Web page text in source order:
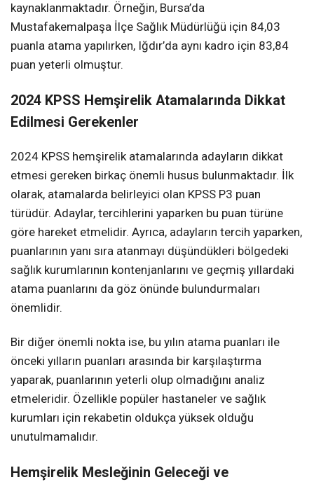
kaynaklanmaktadır. Örneğin, Bursa’da
Mustafakemalpaşa İlçe Sağlık Müdürlüğü için 84,03
puanla atama yapılırken, Iğdır’da aynı kadro için 83,84
puan yeterli olmuştur.
2024 KPSS Hemşirelik Atamalarında Dikkat
Edilmesi Gerekenler
2024 KPSS hemşirelik atamalarında adayların dikkat
etmesi gereken birkaç önemli husus bulunmaktadır. İlk
olarak, atamalarda belirleyici olan KPSS P3 puan
türüdür. Adaylar, tercihlerini yaparken bu puan türüne
göre hareket etmelidir. Ayrıca, adayların tercih yaparken,
puanlarının yanı sıra atanmayı düşündükleri bölgedeki
sağlık kurumlarının kontenjanlarını ve geçmiş yıllardaki
atama puanlarını da göz önünde bulundurmaları
önemlidir.
Bir diğer önemli nokta ise, bu yılın atama puanları ile
önceki yılların puanları arasında bir karşılaştırma
yaparak, puanlarının yeterli olup olmadığını analiz
etmeleridir. Özellikle popüler hastaneler ve sağlık
kurumları için rekabetin oldukça yüksek olduğu
unutulmamalıdır.
Hemşirelik Mesleğinin Geleceği ve